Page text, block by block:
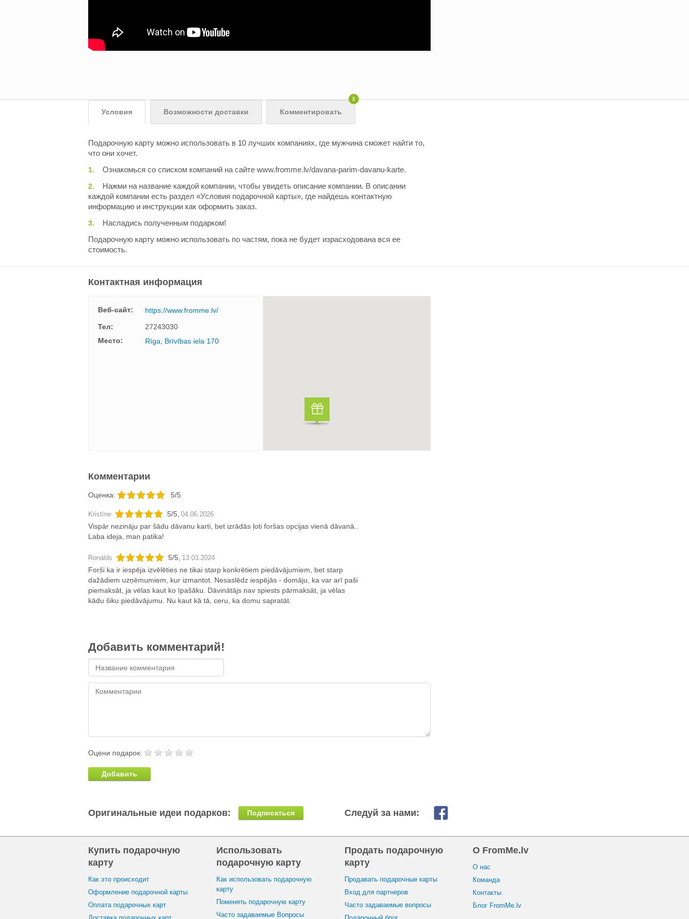
Условия Возможности доставки Комментировать
2
Подарочную карту можно использовать в 10 лучших компаниях, где мужчина сможет найти то,
что они хочет.
Ознакомься со списком компаний на сайте www.fromme.lv/davana-parim-davanu-karte.
Нажми на название каждой компании, чтобы увидеть описание компании. В описании
каждой компании есть раздел «Условия подарочной карты», где найдешь контактную
информацию и инструкции как оформить заказ.
Насладись полученным подарком!
Подарочную карту можно использовать по частям, пока не будет израсходована вся ее
стоимость.
Контактная информация
Веб-сайт:
https://www.fromme.lv/
Тел:
27243030
Mесто:
Rīga, Brīvības iela 170
Комментарии
Oценка: 5/5
Kristīne 5/5 04.06.2026
Vispār nezināju par šādu dāvanu karti, bet izrādās ļoti foršas opcijas vienā dāvanā..
Laba ideja, man patika!
Ronalds 5/5 13.03.2024
Forši ka ir iespēja izvēlēties ne tikai starp konkrētiem piedāvājumiem, bet starp
dažādiem uzņēmumiem, kur izmantot. Nesaslēdz iespējās - domāju, ka var arī paši
piemaksāt, ja vēlas kaut ko īpašāku. Dāvinātājs nav spiests pārmaksāt, ja vēlas
kādu šiku piedāvājumu. Nu kaut kā tā, ceru, ka domu sapratāt.
Добавить комментарий!
Оцени подарок:
Добавить
Следуй за нами:
Оригинальные идеи подарков: Подписаться
Купить подарочную
карту
Как это происходит
Оформление подарочной карты
Оплата подарочных карт
Использовать
подарочную карту
Как использовать подарочную
карту
Поменять подарочную карту
Часто задаваемые Вопросы
Продать подарочную
карту
Продавать подарочные карты
Вход для партнеров
Часто задаваемые вопросы
O FromMe.lv
O нас
Команда
Контакты
Блог FromMe.lv